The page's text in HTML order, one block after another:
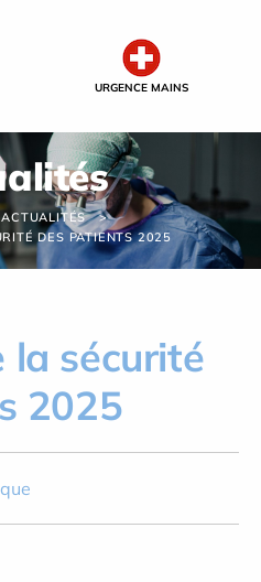
URGENCE MAINS
ACTUALITÉS
DES PATIENTS 2025
la sécurité
2025